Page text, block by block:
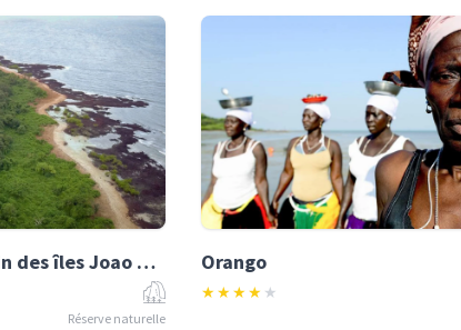
Parc national marin des îles Joao Vieira-Poilao
Réserve naturelle
Orango
★★★★ ★